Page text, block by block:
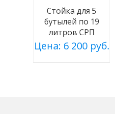
Стойка для 5
бутылей по 19
литров СРП
серебро
Цена: 6 200 руб.